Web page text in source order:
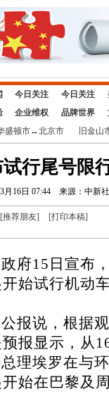
今日关注 今日关注
企业维权 品牌世界
盛顿市↔北京市 旧金山
行尾号限
月16日 07:44 来源：中新社
[推荐朋友] [打印本稿]
府15日宣布
始试行机动
说，根据观
报显示，从
理埃罗在与
始在巴黎及